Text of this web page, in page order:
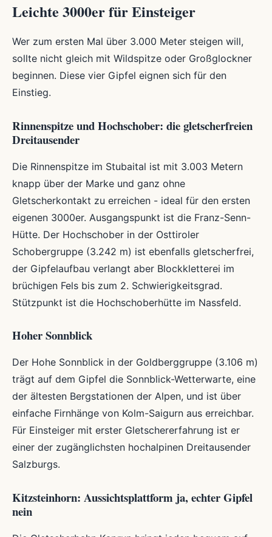
Leichte 3000er für Einsteiger
Wer zum ersten Mal über 3.000 Meter steigen will,
sollte nicht gleich mit Wildspitze oder Großglockner
beginnen. Diese vier Gipfel eignen sich für den
Einstieg.
Rinnenspitze und Hochschober: die gletscherfreien
Dreitausender
Die Rinnenspitze im Stubaital ist mit 3.003 Metern
knapp über der Marke und ganz ohne
Gletscherkontakt zu erreichen - ideal für den ersten
eigenen 3000er. Ausgangspunkt ist die Franz-Senn-
Hütte. Der Hochschober in der Osttiroler
Schobergruppe (3.242 m) ist ebenfalls gletscherfrei,
der Gipfelaufbau verlangt aber Blockkletterei im
brüchigen Fels bis zum 2. Schwierigkeitsgrad.
Stützpunkt ist die Hochschoberhütte im Nassfeld.
Hoher Sonnblick
Der Hohe Sonnblick in der Goldberggruppe (3.106 m)
trägt auf dem Gipfel die Sonnblick-Wetterwarte, eine
der ältesten Bergstationen der Alpen, und ist über
einfache Firnhänge von Kolm-Saigurn aus erreichbar.
Für Einsteiger mit erster Gletschererfahrung ist er
einer der zugänglichsten hochalpinen Dreitausender
Salzburgs.
Kitzsteinhorn: Aussichtsplattform ja, echter Gipfel
nein